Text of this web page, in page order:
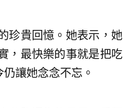
珍貴回憶。她表示，她
，最快樂的事就是把吃
讓她念念不忘。